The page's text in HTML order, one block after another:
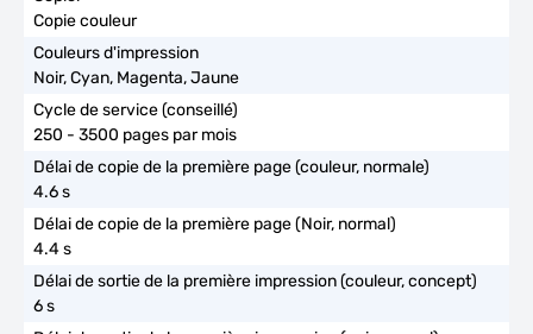
Copie couleur
Noir, Cyan, Magenta, Jaune
250 - 3500 pages par mois
4.6 s
4.4 s
6 s